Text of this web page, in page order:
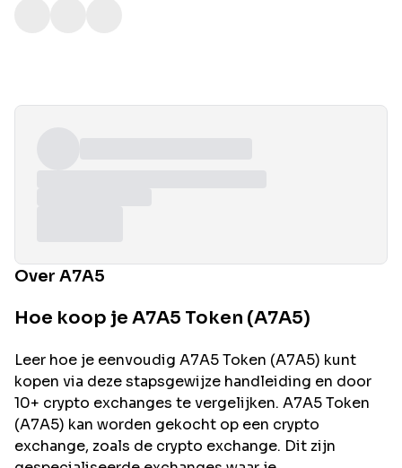
Over A7A5
Hoe koop je A7A5 Token (A7A5)
Leer hoe je eenvoudig A7A5Token (A7A5) kunt
kopen via deze stapsgewijze handleiding en door
10+ crypto exchanges te vergelijken. A7A5Token
(A7A5) kan worden gekocht op een crypto
exchange, zoals de crypto exchange. Dit zijn